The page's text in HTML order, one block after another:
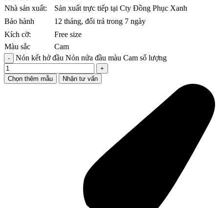
Nhà sản xuất:
Sản xuất trực tiếp tại Cty Đồng Phục Xanh
Bảo hành
12 tháng, đổi trả trong 7 ngày
Kích cỡ:
Free size
Màu sắc
Cam
Nón kết hở đầu Nón nửa đầu màu Cam số lượng
Chọn thêm mẫu Nhận tư vấn